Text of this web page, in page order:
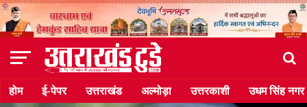
होम ई-पेपर उत्तराखंड अल्मोड़ा उत्तरकाशी उधम सिंह नगर